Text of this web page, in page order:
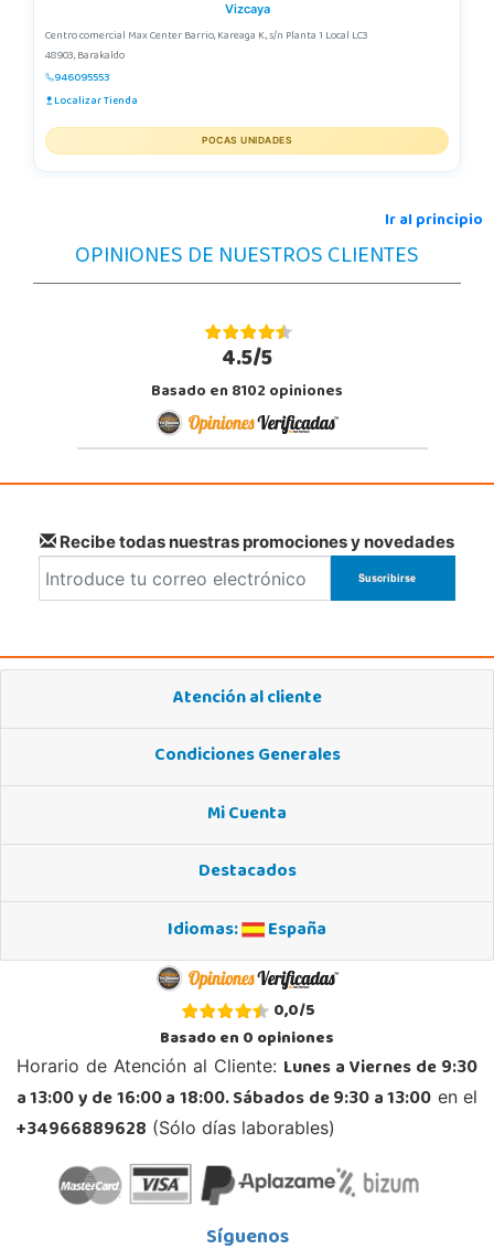
Vizcaya
Centro comercial Max Center Barrio, Kareaga K., s/n Planta 1 Local LC3
48903, Barakaldo
946095553
Localizar Tienda
POCAS UNIDADES
Ir al principio
OPINIONES DE NUESTROS CLIENTES
4.5/5
Basado en 8102 opiniones
Recibe todas nuestras promociones y novedades
Atención al cliente
Condiciones Generales
Mi Cuenta
Destacados
Idiomas:
España
0,0/5
Basado en0opiniones
Horario de Atención al Cliente: Lunes a Viernes de 9:30
a 13:00 y de 16:00 a 18:00. Sábados de 9:30 a 13:00 en el
+34966889628 (Sólo días laborables)
Síguenos